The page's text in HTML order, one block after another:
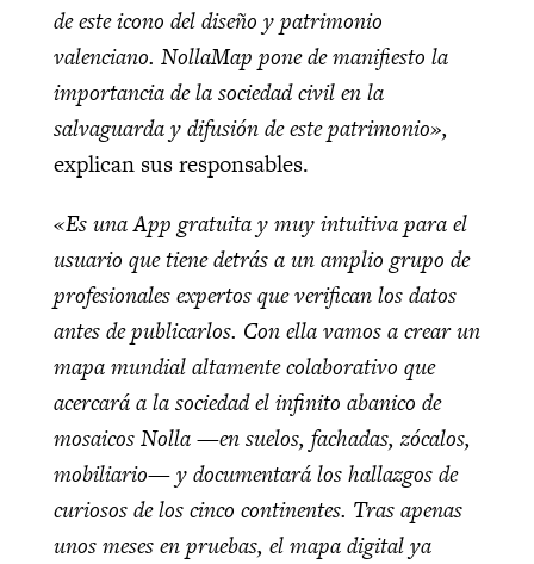
de este icono del diseño y patrimonio
valenciano. NollaMap pone de manifiesto la
importancia de la sociedad civil en la
salvaguarda y difusión de este patrimonio»,
explican sus responsables.
«Es una App gratuita y muy intuitiva para el
usuario que tiene detrás a un amplio grupo de
profesionales expertos que verifican los datos
antes de publicarlos. Con ella vamos a crear un
mapa mundial altamente colaborativo que
acercará a la sociedad el infinito abanico de
mosaicos Nolla —en suelos, fachadas, zócalos,
mobiliario— y documentará los hallazgos de
curiosos de los cinco continentes. Tras apenas
unos meses en pruebas, el mapa digital ya